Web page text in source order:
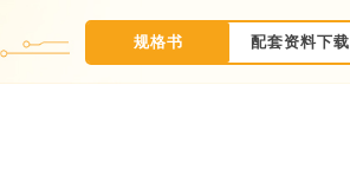
规格书 配套资料下载